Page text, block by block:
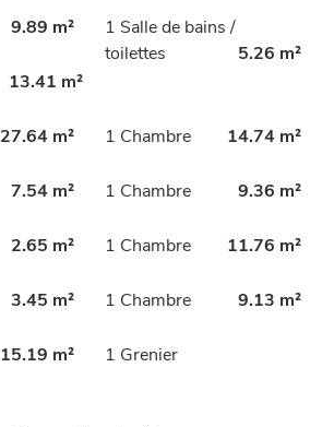
1 Salle de bains /
toilettes
5.26 m²
9.89 m²
13.41 m²
27.64 m² 1 Chambre 14.74 m²
7.54 m² 1 Chambre 9.36 m²
2.65 m² 1 Chambre 11.76 m²
3.45 m² 1 Chambre 9.13 m²
15.19 m² 1 Grenier